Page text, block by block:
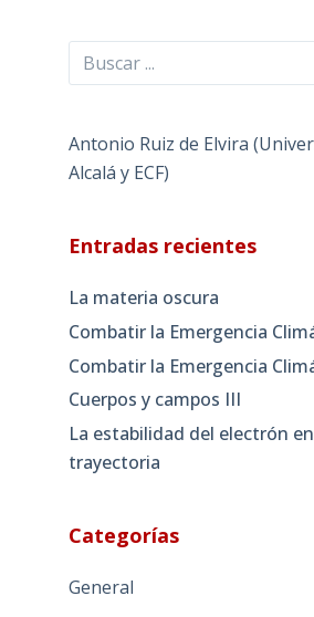
Buscar
Antonio Ruiz de Elvira
Alcalá y ECF)
Entradas recientes
La materia oscura
Combatir la Emergencia
Combatir la Emergencia
Cuerpos y campos III
La estabilidad del electrón
trayectoria
Categorías
General